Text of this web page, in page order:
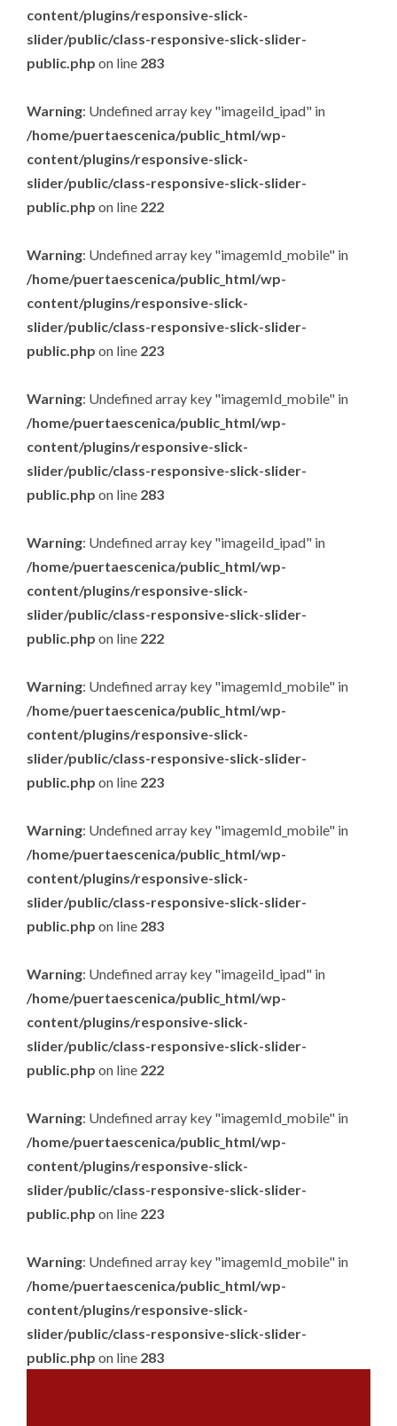
content/plugins/responsive-slick-
slider/public/class-responsive-slick-slider-
public.php on line 283
Warning: Undefined array key "imageiId_ipad" in
/home/puertaescenica/public_html/wp-
content/plugins/responsive-slick-
slider/public/class-responsive-slick-slider-
public.php on line 222
Warning: Undefined array key "imagemId_mobile" in
/home/puertaescenica/public_html/wp-
content/plugins/responsive-slick-
slider/public/class-responsive-slick-slider-
public.php on line 223
Warning: Undefined array key "imagemId_mobile" in
/home/puertaescenica/public_html/wp-
content/plugins/responsive-slick-
slider/public/class-responsive-slick-slider-
public.php on line 283
Warning: Undefined array key "imageiId_ipad" in
/home/puertaescenica/public_html/wp-
content/plugins/responsive-slick-
slider/public/class-responsive-slick-slider-
public.php on line 222
Warning: Undefined array key "imagemId_mobile" in
/home/puertaescenica/public_html/wp-
content/plugins/responsive-slick-
slider/public/class-responsive-slick-slider-
public.php on line 223
Warning: Undefined array key "imagemId_mobile" in
/home/puertaescenica/public_html/wp-
content/plugins/responsive-slick-
slider/public/class-responsive-slick-slider-
public.php on line 283
Warning: Undefined array key "imageiId_ipad" in
/home/puertaescenica/public_html/wp-
content/plugins/responsive-slick-
slider/public/class-responsive-slick-slider-
public.php on line 222
Warning: Undefined array key "imagemId_mobile" in
/home/puertaescenica/public_html/wp-
content/plugins/responsive-slick-
slider/public/class-responsive-slick-slider-
public.php on line 223
Warning: Undefined array key "imagemId_mobile" in
/home/puertaescenica/public_html/wp-
content/plugins/responsive-slick-
slider/public/class-responsive-slick-slider-
public.php on line 283